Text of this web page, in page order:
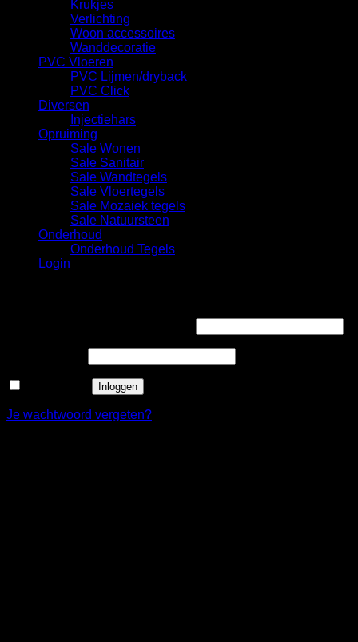
Krukjes
Verlichting
Woon accessoires
Wanddecoratie
PVC Vloeren
PVC Lijmen/dryback
PVC Click
Diversen
Injectiehars
Opruiming
Sale Wonen
Sale Sanitair
Sale Wandtegels
Sale Vloertegels
Sale Mozaiek tegels
Sale Natuursteen
Onderhoud
Onderhoud Tegels
Login
Inloggen
Je wachtwoord vergeten?